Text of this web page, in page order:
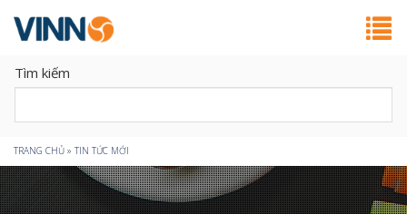
Tìm kiếm
Bạn
đang
TRANG CHỦ » TIN TỨC MỚI